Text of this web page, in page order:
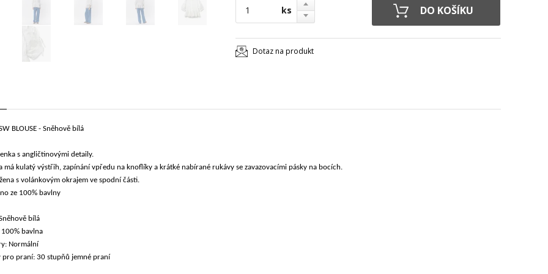
ks
Dotaz na produkt
BLOUSE - Sněhově bílá
s angličtinovými detaily.
má kulatý výstřih, zapínání vpředu na knoflíky a krátké nabírané rukávy se zavazovacími pásky na bocích.
s volánkovým okrajem ve spodní části.
ze 100% bavlny
bílá
100% bavlna
Normální
pro praní: 30 stupňů jemné praní